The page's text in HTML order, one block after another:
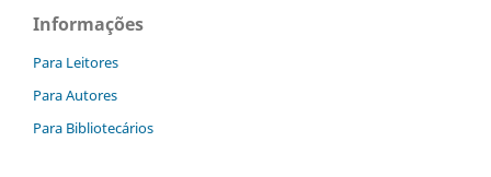
Informações
Para Leitores
Para Autores
Para Bibliotecários